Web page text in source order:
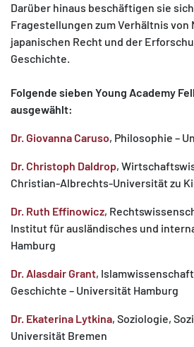
Darüber hinaus beschäftigen sie
Fragestellungen zum Verhältnis von
japanischen Recht und der
Geschichte.
Folgende sieben Young Academy
ausgewählt:
Dr. Giovanna Caruso, Philosophie –
Dr. Christoph Daldrop,
Christian-Albrechts-Universität zu
Dr. Ruth Effinowicz,
Institut für ausländisches und
Hamburg
Dr. Alasdair Grant,
Geschichte – Universität Hamburg
Dr. Ekaterina Lytkina, Soziologie,
Universität Bremen